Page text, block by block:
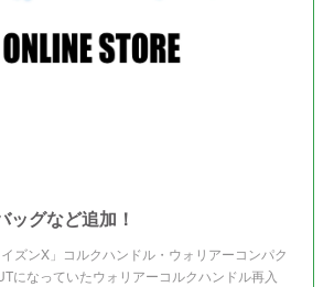
ッグなど追加！
ズンX」コルクハンドル・ウォリアーコンパク
になっていたウォリアーコルクハンドル再入